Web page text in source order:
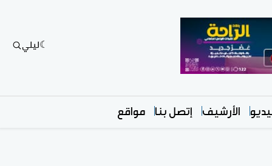
ليلي
الأرشيف إتصل بنا مواقع